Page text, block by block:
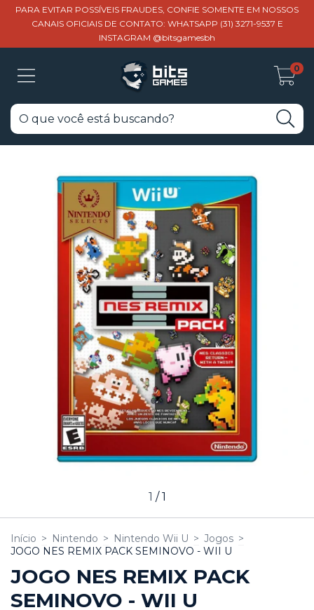
PARA EVITAR POSSÍVEIS FRAUDES, CONFIE SOMENTE EM NOSSOS
CANAIS OFICIAIS DE CONTATO: WHATSAPP (31) 3271-9537 E
INSTAGRAM @bitsgamesbh
0
1 /1
Início > Nintendo > Nintendo Wii U > Jogos >
JOGO NES REMIX PACK SEMINOVO - WII U
JOGO NES REMIX PACK
SEMINOVO - WII U